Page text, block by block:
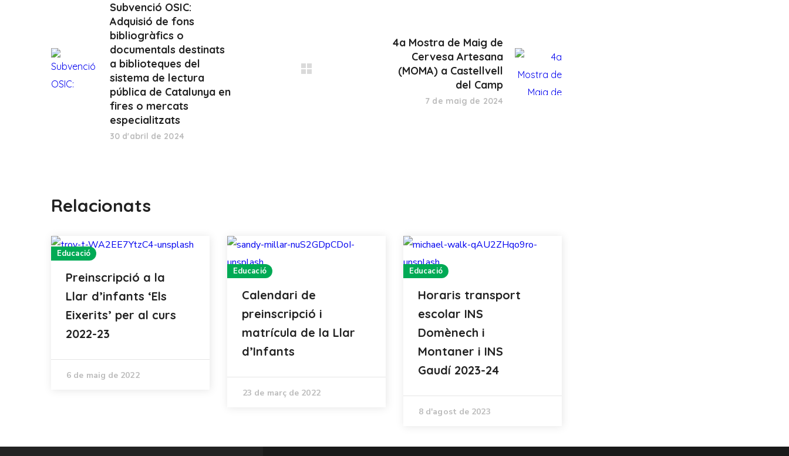
Subvenció OSIC:
Adquisió de fons
bibliogràfics o
documentals destinats
a biblioteques del
sistema de lectura
pública de Catalunya en
fires o mercats
especialitzats
30 d'abril de 2024
4a Mostra de Maig de
Cervesa Artesana
(MOMA) a Castellvell
del Camp
7 de maig de 2024
Relacionats
Educació
Preinscripció a la
Llar d’infants ‘Els
Eixerits’ per al curs
2022-23
6 de maig de 2022
Educació
Calendari de
preinscripció i
matrícula de la Llar
d’Infants
23 de març de 2022
Educació
Horaris transport
escolar INS
Domènech i
Montaner i INS
Gaudí 2023-24
8 d'agost de 2023